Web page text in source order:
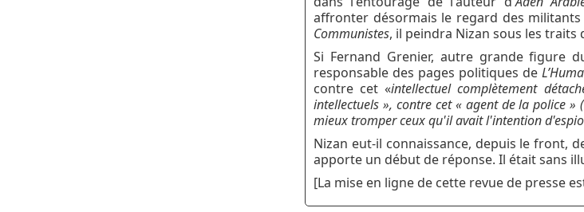
affronter désormais le regard des
Communistes, il peindra Nizan sous les
Si Fernand Grenier, autre grande figure
responsable des pages politiques de
contre cet «intellectuel complètement
intellectuels », contre cet « agent de la police
mieux tromper ceux qu'il avait l'intention
Nizan eut-il connaissance, depuis le front,
apporte un début de réponse. Il était sans
[La mise en ligne de cette revue de presse